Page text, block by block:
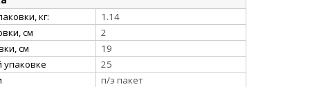
кг:
1.14
см
2
см
19
упаковке
25
п/э пакет